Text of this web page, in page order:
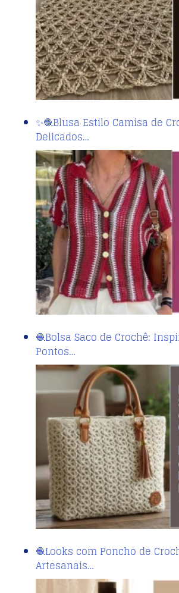
✨🧶Blusa Estilo Camisa de
Delicados…
🧶Bolsa Saco de Crochê:
Pontos…
🧶Looks com Poncho de
Artesanais…